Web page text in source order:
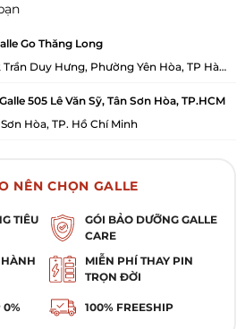
Go Thăng Long
Trần Duy Hưng, Phường Yên Hòa, TP Hà
505 Lê Văn Sỹ, Tân Sơn Hòa, TP.HCM
Hòa, TP. Hồ Chí Minh
NÊN CHỌN GALLE
TIÊU
GÓI BẢO DƯỠNG GALLE
CARE
MIỄN PHÍ THAY PIN
TRỌN ĐỜI
0% 100% FREESHIP